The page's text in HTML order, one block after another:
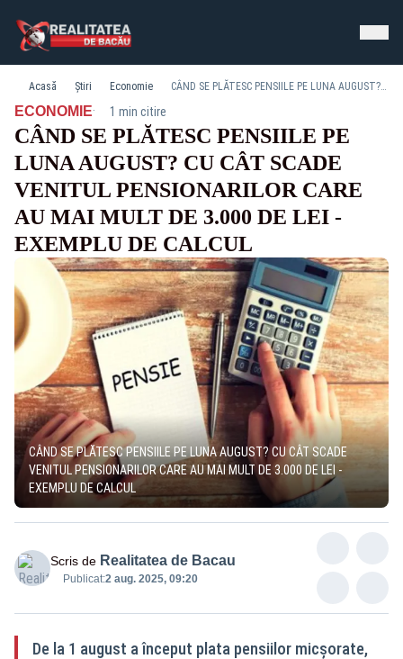
Acasă Știri Economie CÂND SE PLĂTESC PENSIILE PE LUNA AUGUST? CU CÂT SCADE VENITUL PENSIONARILOR CARE AU MAI MULT DE 3.000 DE LEI - EXEMPLU DE CALCUL
ECONOMIE· 1 min citire
CÂND SE PLĂTESC PENSIILE PE
LUNA AUGUST? CU CÂT SCADE
VENITUL PENSIONARILOR CARE
AU MAI MULT DE 3.000 DE LEI -
EXEMPLU DE CALCUL
CÂND SE PLĂTESC PENSIILE PE LUNA AUGUST? CU CÂT SCADE
VENITUL PENSIONARILOR CARE AU MAI MULT DE 3.000 DE LEI -
EXEMPLU DE CALCUL
Scris de Realitatea de Bacau
Publicat:2 aug. 2025, 09:20
De la 1 august a început plata pensiilor micșorate,